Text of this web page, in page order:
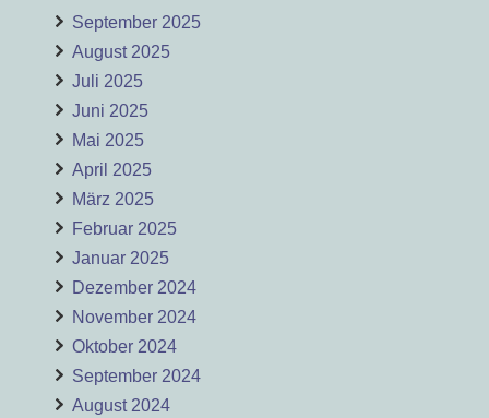
September 2025
August 2025
Juli 2025
Juni 2025
Mai 2025
April 2025
März 2025
Februar 2025
Januar 2025
Dezember 2024
November 2024
Oktober 2024
September 2024
August 2024